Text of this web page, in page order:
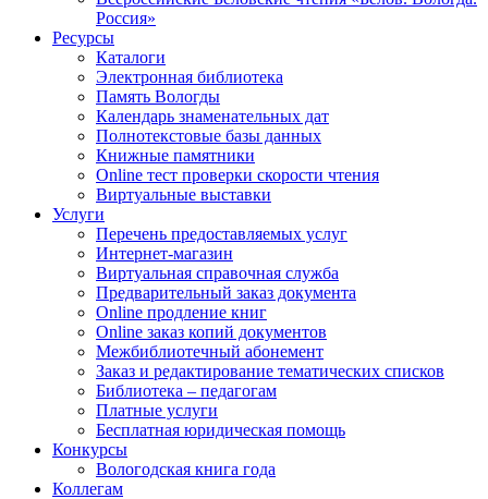
Россия»
Ресурсы
Каталоги
Электронная библиотека
Память Вологды
Календарь знаменательных дат
Полнотекстовые базы данных
Книжные памятники
Online тест проверки скорости чтения
Виртуальные выставки
Услуги
Перечень предоставляемых услуг
Интернет-магазин
Виртуальная справочная служба
Предварительный заказ документа
Online продление книг
Online заказ копий документов
Межбиблиотечный абонемент
Заказ и редактирование тематических списков
Библиотека – педагогам
Платные услуги
Бесплатная юридическая помощь
Конкурсы
Вологодская книга года
Коллегам